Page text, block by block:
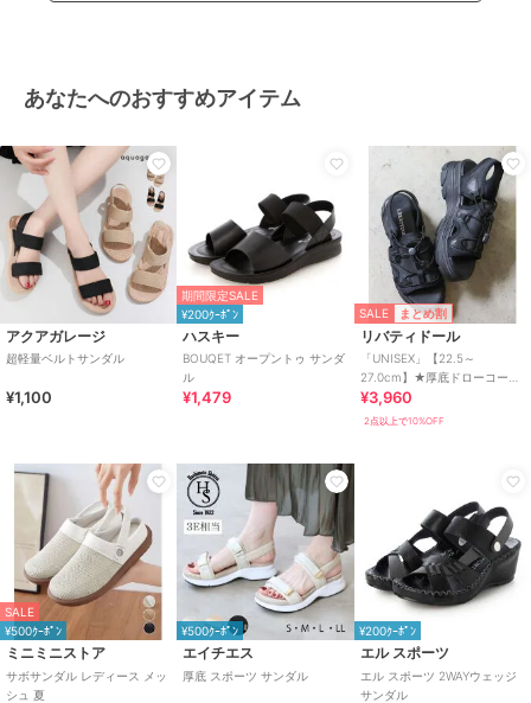
あなたへのおすすめアイテム
アクアガレージ
超軽量ベルトサンダル
¥1,100
期間限定SALE
¥200ｸｰﾎﾟﾝ
ハスキー
BOUQET オープントゥ サンダ
ル
¥1,479
SALE まとめ割
リバティドール
「UNISEX」【22.5～
27.0cm】★厚底ドローコード
スポーツサンダル★4166
¥3,960
2点以上で10%OFF
SALE
¥500ｸｰﾎﾟﾝ
ミニミニストア
サボサンダル レディース メッ
シュ 夏
¥500ｸｰﾎﾟﾝ
エイチエス
厚底 スポーツ サンダル
¥200ｸｰﾎﾟﾝ
エル スポーツ
エル スポーツ 2WAYウェッジ
サンダル